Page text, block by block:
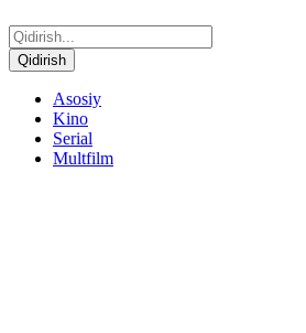
Qidirish
Asosiy
Kino
Serial
Multfilm